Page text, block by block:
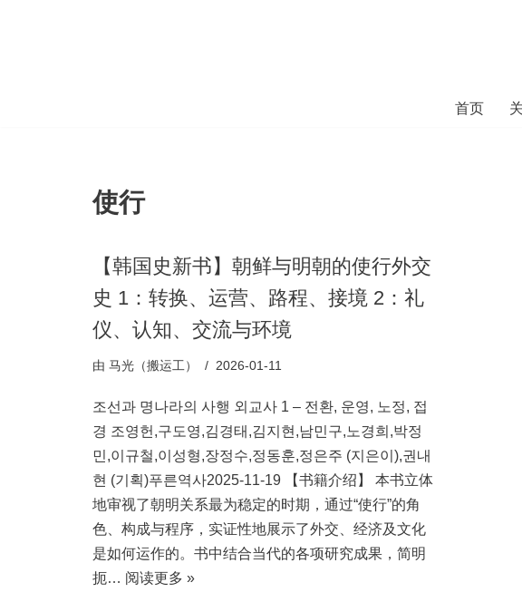
首页
使行
【韩国史新书】朝鲜与明朝的使行外交
史 1：转换、运营、路程、接境 2：礼
仪、认知、交流与环境
由 马光（搬运工） 2026-01-11
조선과 명나라의 사행 외교사 1 – 전환, 운영, 노정, 접
경 조영헌,구도영,김경태,김지현,남민구,노경희,박정
민,이규철,이성형,장정수,정동훈,정은주 (지은이),권내
현 (기획)푸른역사2025-11-19 【书籍介绍】 本书立体
地审视了朝明关系最为稳定的时期，通过“使行”的角
色、构成与程序，实证性地展示了外交、经济及文化
是如何运作的。书中结合当代的各项研究成果，简明
扼… 阅读更多 »